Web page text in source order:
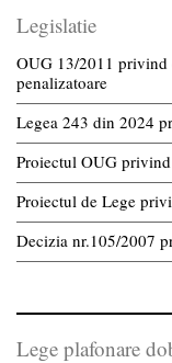
Legislatie
OUG 13/2011 privind
penalizatoare
Legea 243 din 2024
Proiectul OUG
Proiectul de Lege
Decizia nr.105/2007
Lege plafonare